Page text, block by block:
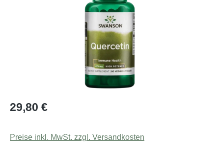
Regulärer Preis:
29,80 €
Preise inkl. MwSt. zzgl. Versandkosten